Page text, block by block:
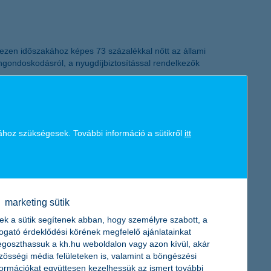
időszakához képes 73 százalékkal nőtt az állami
a nyugdíjbiztosítással rendelkezők
szükségesek. További információ a sütikről itt
marketing sütik
a sütik segítenek abban, hogy személyre szabott, a
érdeklődési körének megfelelő ajánlatainkat
a kh.hu weboldalon vagy azon kívül, akár
média felületeken is, valamint a böngészési
együttesen kezelhessük az ismert további